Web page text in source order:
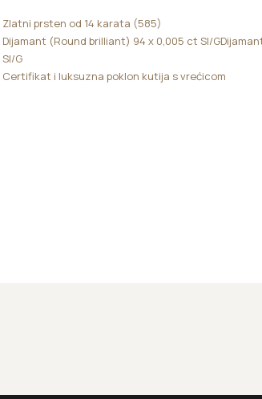
Zlatni prsten od 14 karata (585)
Dijamant (Round brilliant) 94 x 0,005 ct SI/
SI/G
Certifikat i luksuzna poklon kutija s vrećicom